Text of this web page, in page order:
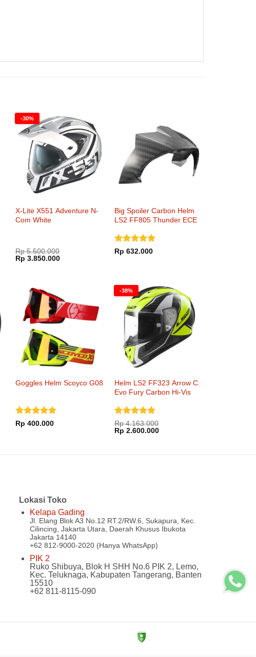
-30%
X-Lite X551 Adventure N-
Com White
Rp5.500.000
Harga
aslinya
Rp 3.850.000Harga
Big Spoiler Carbon Helm
LS2 FF805 Thunder ECE
Dinilai5
Rp 632.000
Goggles Helm Scoyco G08
Dinilai5
Rp 400.000
-38%
Helm LS2 FF323 Arrow C
Evo Fury Carbon Hi-Vis
Dinilai5
dari 5
Rp4.163.000
Harga
aslinya
Rp 2.600.000Harga
Lokasi Toko
Kelapa Gading
Jl. Elang Blok A3 No.12 RT.2/RW.6, Sukapura, Kec.
Cilincing, Jakarta Utara, Daerah Khusus Ibukota
Jakarta 14140
+62 812-9000-2020 (Hanya WhatsApp)
PIK 2
Ruko Shibuya, Blok H SHH No.6 PIK 2, Lemo,
Kec. Teluknaga, Kabupaten Tangerang, Banten
15510
+62 811-8115-090